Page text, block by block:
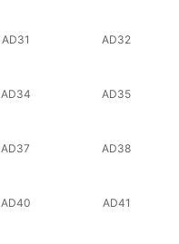
AD31 AD32
AD34 AD35
AD37 AD38
AD40 AD41